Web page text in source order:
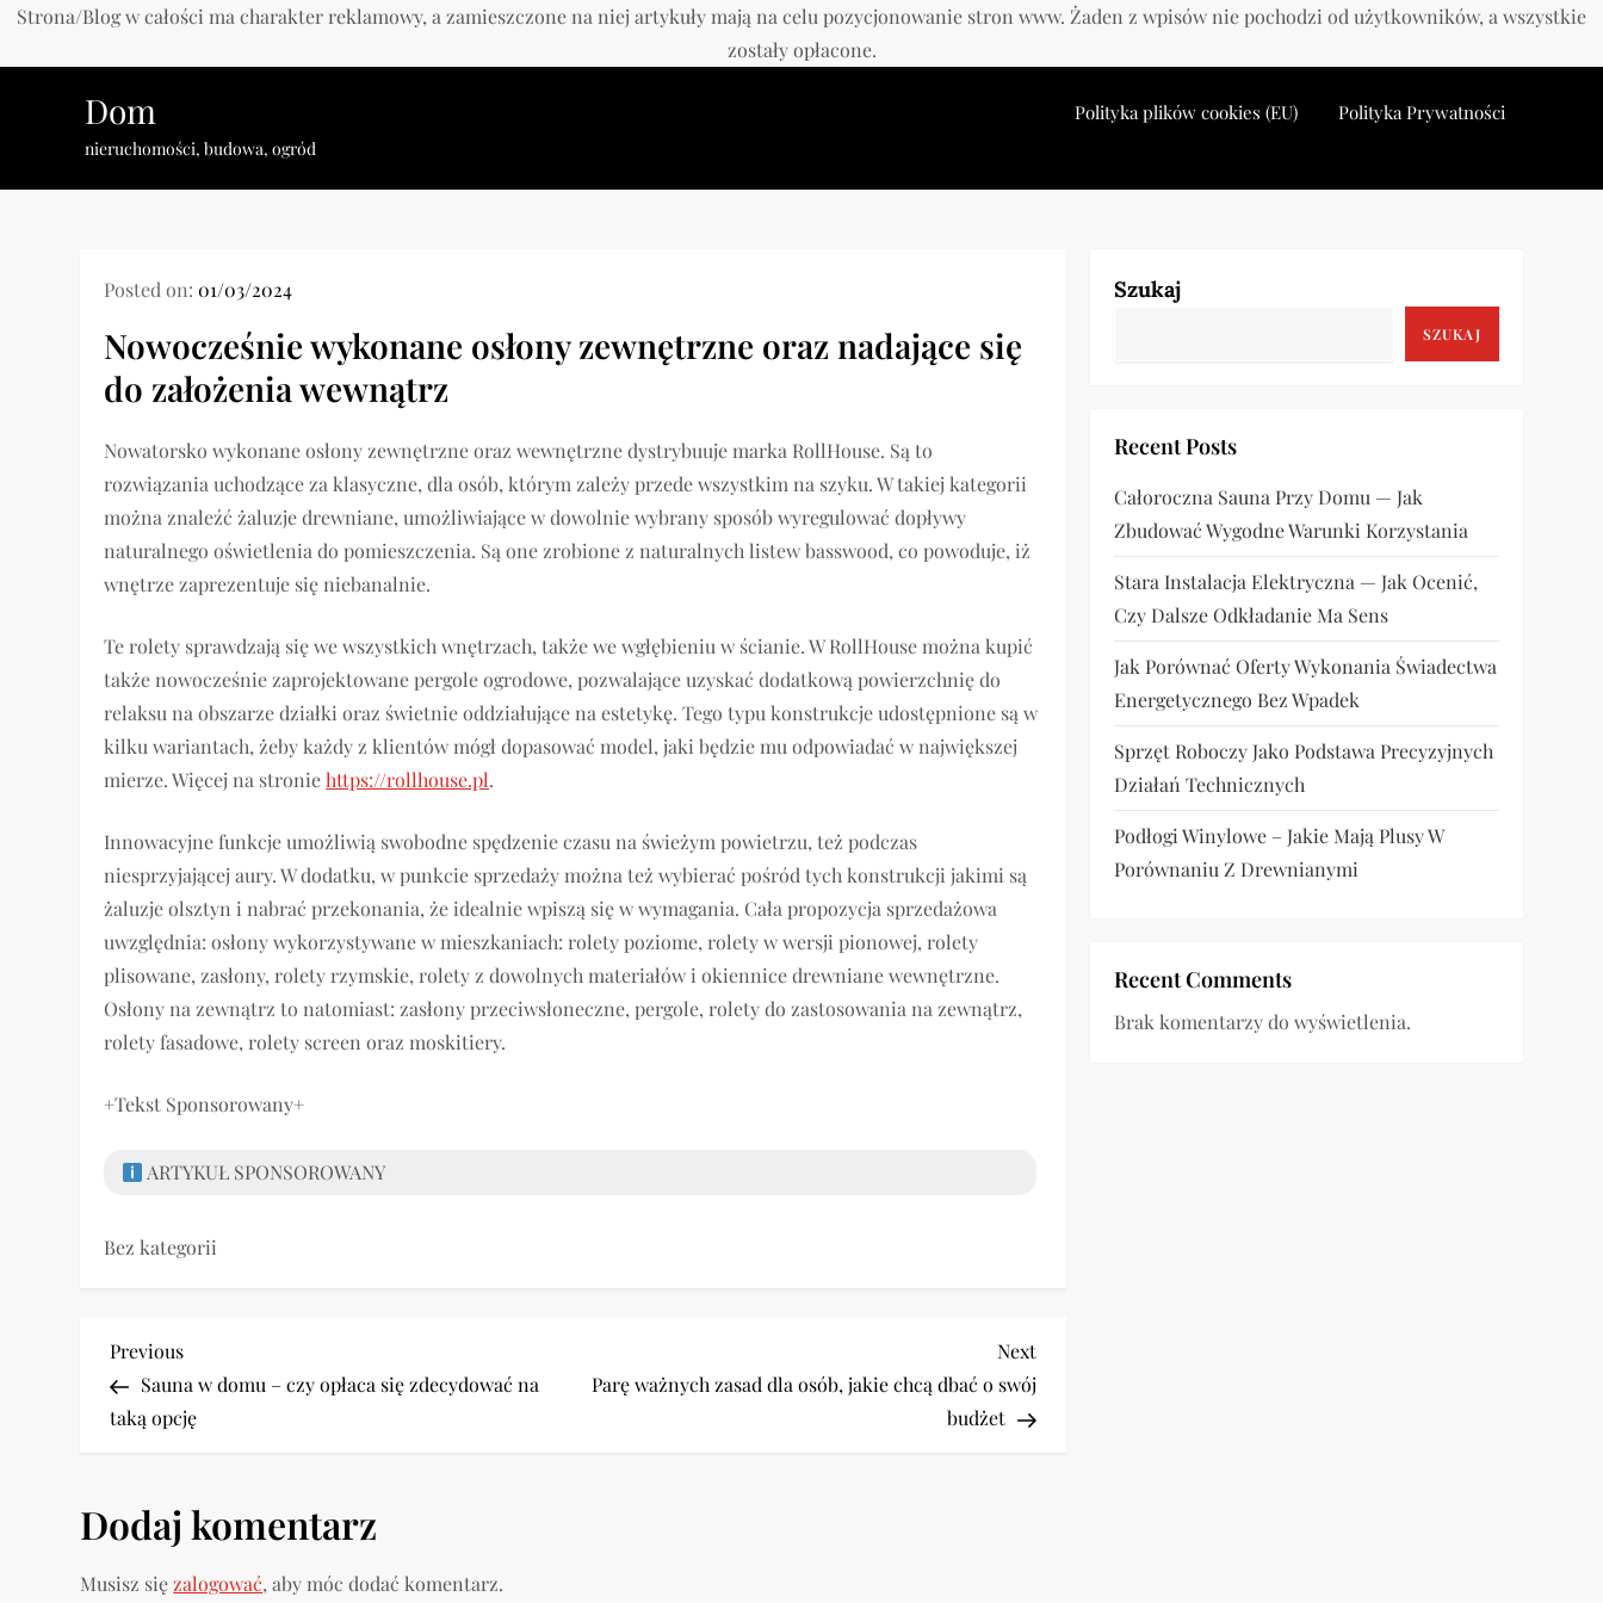
Strona/Blog w całości ma charakter reklamowy, a zamieszczone na niej artykuły mają na celu pozycjonowanie stron www. Żaden z wpisów nie pochodzi od użytkowników, a wszystkie
zostały opłacone.
Dom
nieruchomości, budowa, ogród
Polityka plików cookies (EU) Polityka Prywatności
Posted on:01/03/2024
Nowocześnie wykonane osłony zewnętrzne oraz nadające się
do założenia wewnątrz
Nowatorsko wykonane osłony zewnętrzne oraz wewnętrzne dystrybuuje marka RollHouse. Są to
rozwiązania uchodzące za klasyczne, dla osób, którym zależy przede wszystkim na szyku. W takiej kategorii
można znaleźć żaluzje drewniane, umożliwiające w dowolnie wybrany sposób wyregulować dopływy
naturalnego oświetlenia do pomieszczenia. Są one zrobione z naturalnych listew basswood, co powoduje, iż
wnętrze zaprezentuje się niebanalnie.
Te rolety sprawdzają się we wszystkich wnętrzach, także we wgłębieniu w ścianie. W RollHouse można kupić
także nowocześnie zaprojektowane pergole ogrodowe, pozwalające uzyskać dodatkową powierzchnię do
relaksu na obszarze działki oraz świetnie oddziałujące na estetykę. Tego typu konstrukcje udostępnione są w
kilku wariantach, żeby każdy z klientów mógł dopasować model, jaki będzie mu odpowiadać w największej
mierze. Więcej na stroniehttps://rollhouse.pl.
Innowacyjne funkcje umożliwią swobodne spędzenie czasu na świeżym powietrzu, też podczas
niesprzyjającej aury. W dodatku, w punkcie sprzedaży można też wybierać pośród tych konstrukcji jakimi są
żaluzje olsztyn i nabrać przekonania, że idealnie wpiszą się w wymagania. Cała propozycja sprzedażowa
uwzględnia: osłony wykorzystywane w mieszkaniach: rolety poziome, rolety w wersji pionowej, rolety
plisowane, zasłony, rolety rzymskie, rolety z dowolnych materiałów i okiennice drewniane wewnętrzne.
Osłony na zewnątrz to natomiast: zasłony przeciwsłoneczne, pergole, rolety do zastosowania na zewnątrz,
rolety fasadowe, rolety screen oraz moskitiery.
+Tekst Sponsorowany+
ARTYKUŁ SPONSOROWANY
Bez kategorii
N
a
i
g
Previous
Post
Previous
Sauna w domu – czy opłaca się zdecydować na
taką opcję
Next
Post
Next
Parę ważnych zasad dla osób, jakie chcą dbać o swój
budżet
Dodaj komentarz
Musisz sięzalogować, aby móc dodać komentarz.
Szukaj
SZUKAJ
Recent Posts
Całoroczna Sauna Przy Domu — Jak
Zbudować Wygodne Warunki Korzystania
Stara Instalacja Elektryczna — Jak Ocenić,
Czy Dalsze Odkładanie Ma Sens
Jak Porównać Oferty Wykonania Świadectwa
Energetycznego Bez Wpadek
Sprzęt Roboczy Jako Podstawa Precyzyjnych
Działań Technicznych
Podłogi Winylowe – Jakie Mają Plusy W
Porównaniu Z Drewnianymi
Recent Comments
Brak komentarzy do wyświetlenia.